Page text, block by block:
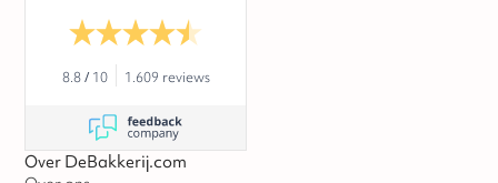
8.8/ 10 1.609 reviews
Over DeBakkerij.com